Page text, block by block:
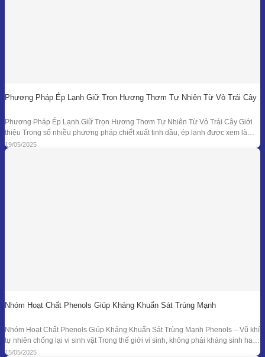
Phương Pháp Ép Lạnh Giữ Trọn Hương Thơm Tự Nhiên Từ Vỏ Trái Cây
Phương Pháp Ép Lạnh Giữ Trọn Hương Thơm Tự Nhiên Từ Vỏ Trái Cây Giới
thiệu Trong số nhiều phương pháp chiết xuất tinh dầu, ép lạnh được xem là
một trong những kỹ thuật đối với nguyên liệu đặc thù – đặc biệt là vỏ các loại
quả có mùi hương tươi mát như
19/05/2025
Nhóm Hoạt Chất Phenols Giúp Kháng Khuẩn Sát Trùng Mạnh
Nhóm Hoạt Chất Phenols Giúp Kháng Khuẩn Sát Trùng Mạnh Phenols – Vũ khí
tự nhiên chống lại vi sinh vật Trong thế giới vi sinh, không phải kháng sinh hay
hóa chất tổng hợp mới là “anh hùng” duy nhất. Từ hàng ngàn năm trước, các
15/05/2025